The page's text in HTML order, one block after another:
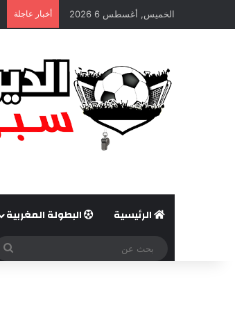
الخميس, أغسطس 6 2026 أخبار عاجلة
الرئيسية البطولة المغربية